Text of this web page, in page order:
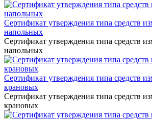
Сертификат утверждения типа средств
напольных
Сертификат утверждения типа средств
напольных
Сертификат утверждения типа средств
крановых
Сертификат утверждения типа средств
крановых